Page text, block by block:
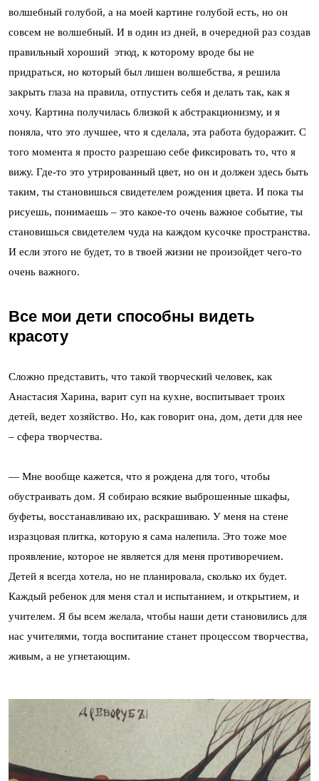
волшебный голубой, а на моей картине голубой есть, но он
совсем не волшебный. И в один из дней, в очередной раз создав
правильный хороший этюд, к которому вроде бы не
придраться, но который был лишен волшебства, я решила
закрыть глаза на правила, отпустить себя и делать так, как я
хочу. Картина получилась близкой к абстракционизму, и я
поняла, что это лучшее, что я сделала, эта работа будоражит. С
того момента я просто разрешаю себе фиксировать то, что я
вижу. Где-то это утрированный цвет, но он и должен здесь быть
таким, ты становишься свидетелем рождения цвета. И пока ты
рисуешь, понимаешь – это какое-то очень важное событие, ты
становишься свидетелем чуда на каждом кусочке пространства.
И если этого не будет, то в твоей жизни не произойдет чего-то
очень важного.
Все мои дети способны видеть
красоту
Сложно представить, что такой творческий человек, как
Анастасия Харина, варит суп на кухне, воспитывает троих
детей, ведет хозяйство. Но, как говорит она, дом, дети для нее
– сфера творчества.
— Мне вообще кажется, что я рождена для того, чтобы
обустраивать дом. Я собираю всякие выброшенные шкафы,
буфеты, восстанавливаю их, раскрашиваю. У меня на стене
изразцовая плитка, которую я сама налепила. Это тоже мое
проявление, которое не является для меня противоречием.
Детей я всегда хотела, но не планировала, сколько их будет.
Каждый ребенок для меня стал и испытанием, и открытием, и
учителем. Я бы всем желала, чтобы наши дети становились для
нас учителями, тогда воспитание станет процессом творчества,
живым, а не угнетающим.